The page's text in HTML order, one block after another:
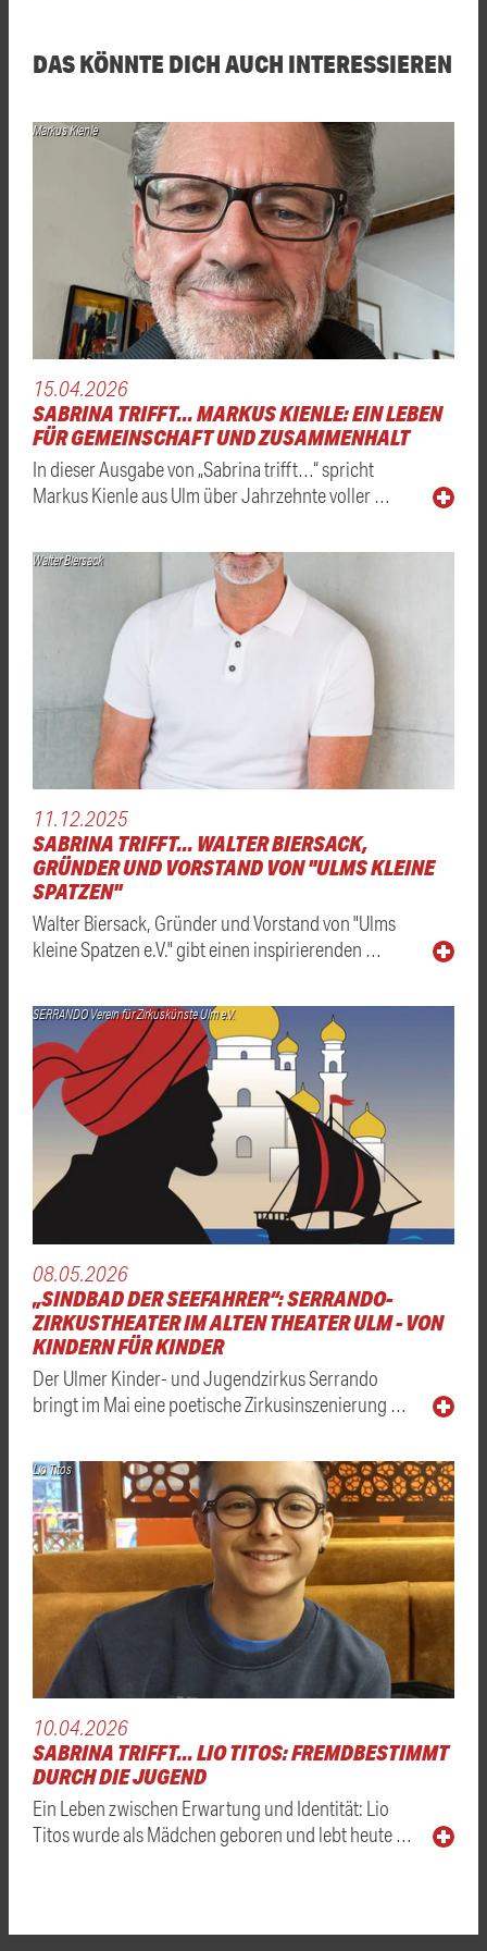
DAS KÖNNTE DICH AUCH INTERESSIEREN
Markus Kienle
15.04.2026
SABRINA TRIFFT... MARKUS KIENLE: EIN LEBEN
FÜR GEMEINSCHAFT UND ZUSAMMENHALT
In dieser Ausgabe von „Sabrina trifft…“ spricht
Markus Kienle aus Ulm über Jahrzehnte voller …
Walter Biersack
11.12.2025
SABRINA TRIFFT... WALTER BIERSACK,
GRÜNDER UND VORSTAND VON "ULMS KLEINE
SPATZEN"
Walter Biersack, Gründer und Vorstand von "Ulms
kleine Spatzen e.V." gibt einen inspirierenden …
SERRANDO Verein für Zirkuskünste Ulm e.V.
08.05.2026
„SINDBAD DER SEEFAHRER“: SERRANDO-
ZIRKUSTHEATER IM ALTEN THEATER ULM - VON
KINDERN FÜR KINDER
Der Ulmer Kinder- und Jugendzirkus Serrando
bringt im Mai eine poetische Zirkusinszenierung …
Lio Titos
10.04.2026
SABRINA TRIFFT... LIO TITOS: FREMDBESTIMMT
DURCH DIE JUGEND
Ein Leben zwischen Erwartung und Identität: Lio
Titos wurde als Mädchen geboren und lebt heute …